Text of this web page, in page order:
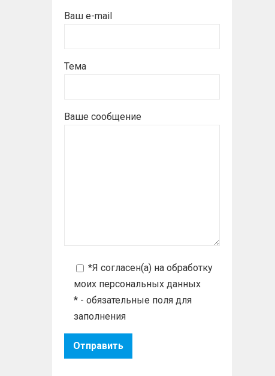
Ваш e-mail
Тема
Ваше сообщение
*Я согласен(а) на обработку
моих персональных данных
* - обязательные поля для
заполнения